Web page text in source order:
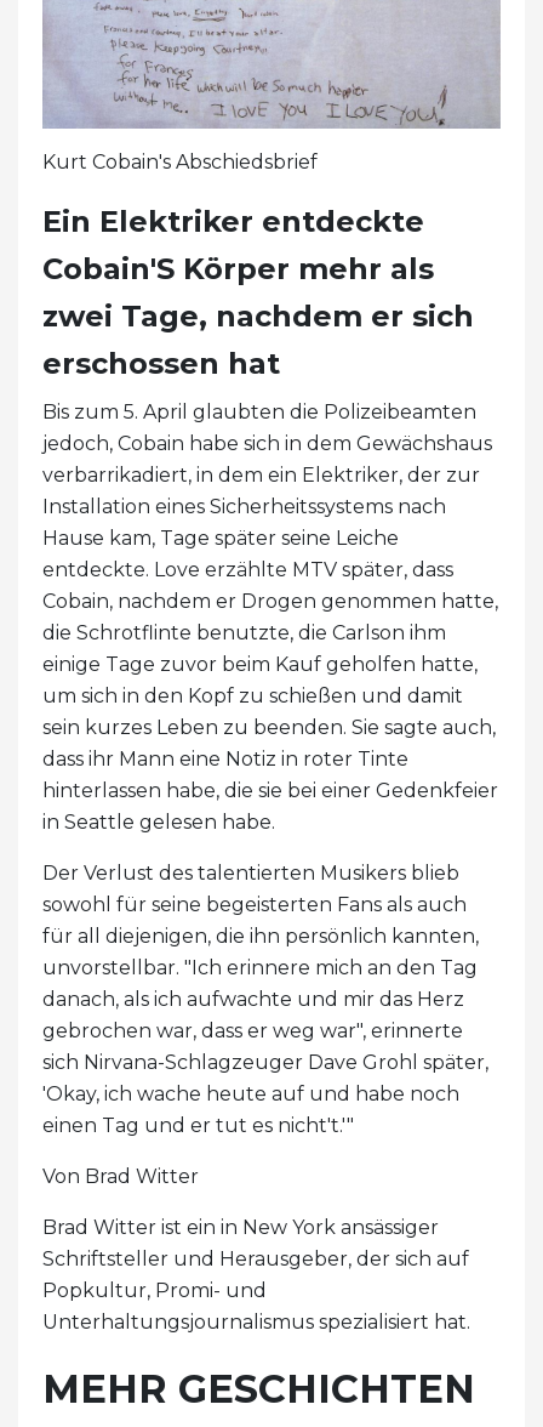
Kurt Cobain's Abschiedsbrief
Ein Elektriker entdeckte
Cobain'S Körper mehr als
zwei Tage, nachdem er sich
erschossen hat
Bis zum 5. April glaubten die Polizeibeamten
jedoch, Cobain habe sich in dem Gewächshaus
verbarrikadiert, in dem ein Elektriker, der zur
Installation eines Sicherheitssystems nach
Hause kam, Tage später seine Leiche
entdeckte. Love erzählte MTV später, dass
Cobain, nachdem er Drogen genommen hatte,
die Schrotflinte benutzte, die Carlson ihm
einige Tage zuvor beim Kauf geholfen hatte,
um sich in den Kopf zu schießen und damit
sein kurzes Leben zu beenden. Sie sagte auch,
dass ihr Mann eine Notiz in roter Tinte
hinterlassen habe, die sie bei einer Gedenkfeier
in Seattle gelesen habe.
Der Verlust des talentierten Musikers blieb
sowohl für seine begeisterten Fans als auch
für all diejenigen, die ihn persönlich kannten,
unvorstellbar. "Ich erinnere mich an den Tag
danach, als ich aufwachte und mir das Herz
gebrochen war, dass er weg war", erinnerte
sich Nirvana-Schlagzeuger Dave Grohl später,
'Okay, ich wache heute auf und habe noch
einen Tag und er tut es nicht't.'"
Von Brad Witter
Brad Witter ist ein in New York ansässiger
Schriftsteller und Herausgeber, der sich auf
Popkultur, Promi- und
Unterhaltungsjournalismus spezialisiert hat.
MEHR GESCHICHTEN